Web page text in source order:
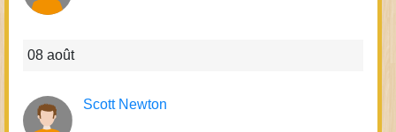
08 août
Scott Newton